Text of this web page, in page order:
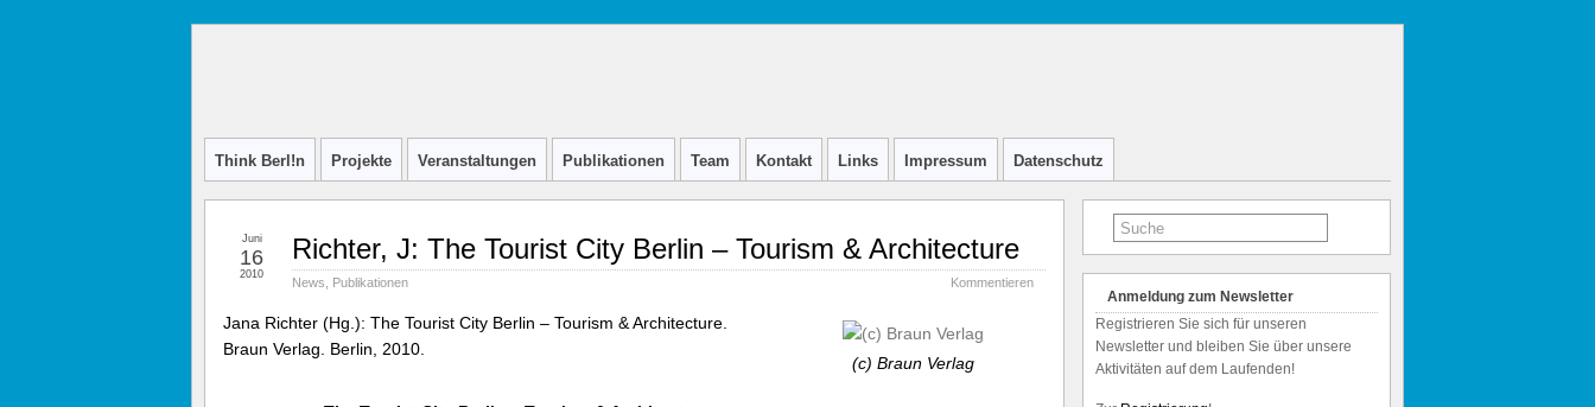
Berl!n
Think Berl!n Projekte Veranstaltungen Publikationen Team Kontakt Links Impressum Datenschutz
Richter, J: The Tourist City Berlin – Tourism & Architecture
News Publikationen Kommentieren
Juni
16
2010
(c) Braun Verlag
Jana Richter (Hg.): The Tourist City Berlin – Tourism & Architecture.
Braun Verlag. Berlin, 2010.
Anmeldung zum Newsletter
Registrieren Sie sich für unseren
Newsletter und bleiben Sie über unsere
Aktivitäten auf dem Laufenden!